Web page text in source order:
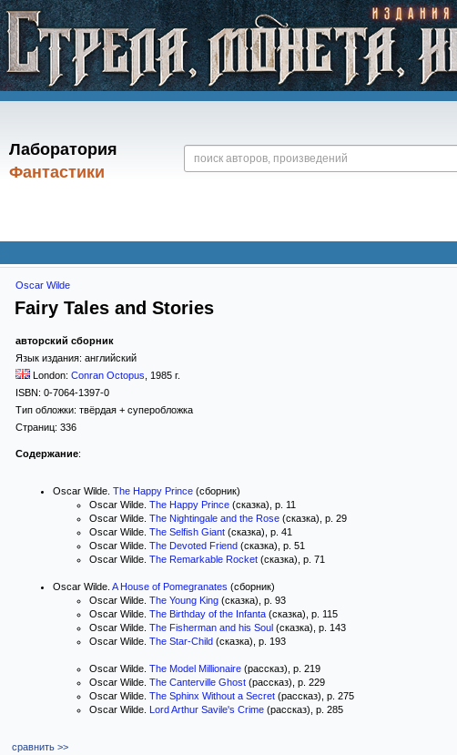
Лаборатория
Фантастики
Oscar Wilde
Fairy Tales and Stories
авторский сборник
Язык издания: английский
London: Conran Octopus 1985 г.
ISBN: 0-7064-1397-0
Тип обложки: твёрдая + суперобложка
Страниц: 336
Содержание:
Oscar Wilde. The Happy Prince (сборник)
Oscar Wilde. The Happy Prince (сказка), p. 11
Oscar Wilde. The Nightingale and the Rose (сказка), p. 29
Oscar Wilde. The Selfish Giant (сказка), p. 41
Oscar Wilde. The Devoted Friend (сказка), p. 51
Oscar Wilde. The Remarkable Rocket (сказка), p. 71
Oscar Wilde. A House of Pomegranates (сборник)
Oscar Wilde. The Young King (сказка), p. 93
Oscar Wilde. The Birthday of the Infanta (сказка), p. 115
Oscar Wilde. The Fisherman and his Soul (сказка), p. 143
Oscar Wilde. The Star-Child (сказка), p. 193
Oscar Wilde. The Model Millionaire (рассказ), p. 219
Oscar Wilde. The Canterville Ghost (рассказ), p. 229
Oscar Wilde. The Sphinx Without a Secret (рассказ), p. 275
Oscar Wilde. Lord Arthur Savile's Crime (рассказ), p. 285
сравнить >>